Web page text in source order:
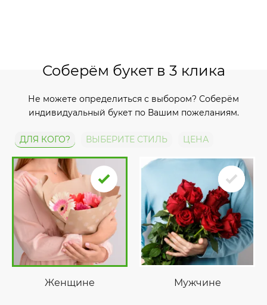
Соберём букет в 3 клика
Не можете определиться с выбором? Соберём
индивидуальный букет по Вашим пожеланиям.
ДЛЯ КОГО? ВЫБЕРИТЕ СТИЛЬ ЦЕНА
Женщине Мужчине